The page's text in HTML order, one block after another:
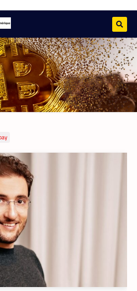
cryptomonnaie : PayPal abat
pour s’imposer en
22 mai 2026
l’interopérabilité de PayPal
PYUSD, PayPal promet
le commerce africain et
financière grâce à des
plus rapides,
, TECH MONDE
% d’énergie économisée pour
triennal
21 mai 2026